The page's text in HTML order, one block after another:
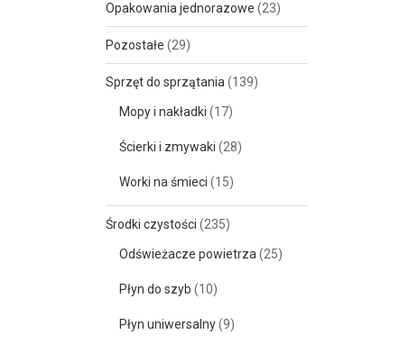
Opakowania jednorazowe (23)
Pozostałe (29)
Sprzęt do sprzątania (139)
Mopy i nakładki (17)
Ścierki i zmywaki (28)
Worki na śmieci (15)
Środki czystości (235)
Odświeżacze powietrza (25)
Płyn do szyb (10)
Płyn uniwersalny(9)